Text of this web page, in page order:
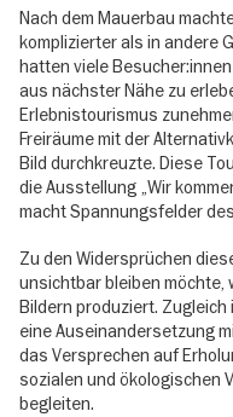
Nach dem Mauerbau
komplizierter als in andere
hatten viele
aus nächster Nähe zu
Erlebnistourismus
Freiräume mit der
Bild durchkreuzte. Diese
die Ausstellung „Wir
macht Spannungsfelder
Zu den Widersprüchen
unsichtbar bleiben möchte,
Bildern produziert.
eine Auseinandersetzung
das Versprechen auf
sozialen und ökologischen
begleiten.